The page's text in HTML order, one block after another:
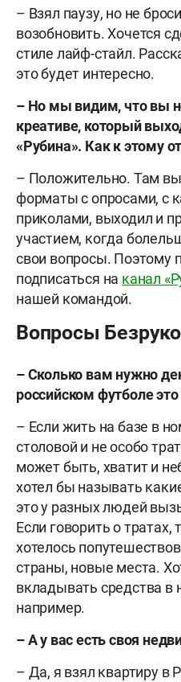
– Взял паузу, но не
возобновить. Хочется
стиле лайф-стайл.
это будет интересно.
– Но мы видим, что вы
креативе, который
«Рубина». Как к этому
– Положительно. Там
форматы с опросами, с
приколами, выходил и
участием, когда
свои вопросы. Поэтому
подписаться на канал
нашей командой.
Вопросы
– Сколько вам нужно
российском футболе
– Если жить на базе в
столовой и не особо
может быть, хватит и
хотел бы называть
это у разных людей
Если говорить о
хотелось
страны, новые места.
вкладывать средства в
например.
– А у вас есть своя
– Да, я взял квартиру в